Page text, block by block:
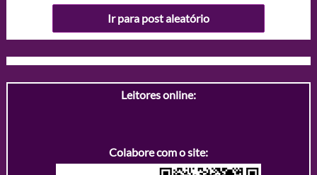
Ir para post aleatório
Leitores online:
Colabore com o site: